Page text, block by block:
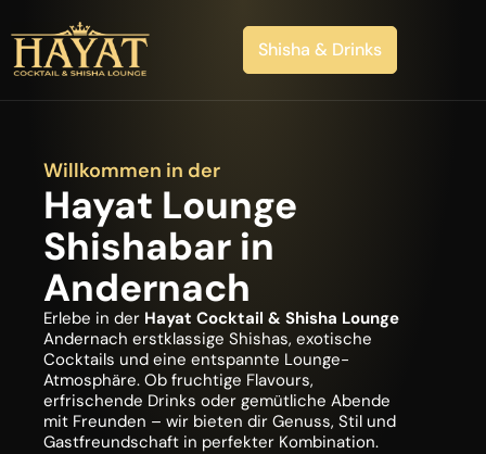
Inhalt
springen
Shisha & Drinks
Willkommen in der
Hayat Lounge
Shishabar in
Andernach
Erlebe in der Hayat Cocktail & Shisha Lounge
Andernach erstklassige Shishas, exotische
Cocktails und eine entspannte Lounge-
Atmosphäre. Ob fruchtige Flavours,
erfrischende Drinks oder gemütliche Abende
mit Freunden – wir bieten dir Genuss, Stil und
Gastfreundschaft in perfekter Kombination.